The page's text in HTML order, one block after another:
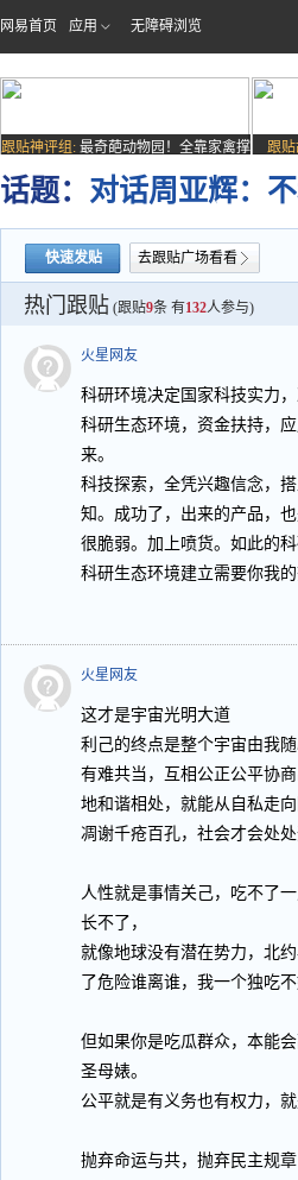
网易首页 应用 无障碍浏览
跟贴神评组: 最奇葩动物园！全靠家禽撑
场子
跟
话题： 对话周亚辉：
快速发贴 去跟贴广场看看
热门跟贴 (跟贴9条 有132人参与)
火星网友
科研环境决定国家科技实力
科研生态环境，资金扶持，
来。
科技探索，全凭兴趣信念，
知。成功了，出来的产品，
很脆弱。加上喷货。如此的
科研生态环境建立需要你我
火星网友
这才是宇宙光明大道
利己的终点是整个宇宙由我
有难共当，互相公正公平协
地和谐相处，就能从自私走
凋谢千疮百孔，社会才会处处
人性就是事情关己，吃不了
长不了，
就像地球没有潜在势力，北
了危险谁离谁，我一个独吃
但如果你是吃瓜群众，本能
圣母婊。
公平就是有义务也有权力，
抛弃命运与共，抛弃民主规